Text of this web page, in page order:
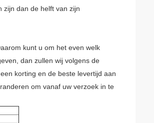
zijn dan de helft van zijn
kunt u om het even welk
dan zullen wij volgens de
korting en de beste levertijd aan
om vanaf uw verzoek in te